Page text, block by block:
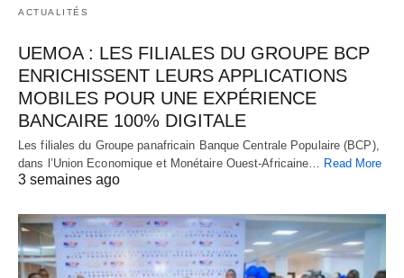
ACTUALITÉS
UEMOA : LES FILIALES DU GROUPE BCP
ENRICHISSENT LEURS APPLICATIONS
MOBILES POUR UNE EXPÉRIENCE
BANCAIRE 100% DIGITALE
Les filiales du Groupe panafricain Banque Centrale Populaire (BCP),
dans l’Union Economique et Monétaire Ouest-Africaine… Read More
3 semaines ago